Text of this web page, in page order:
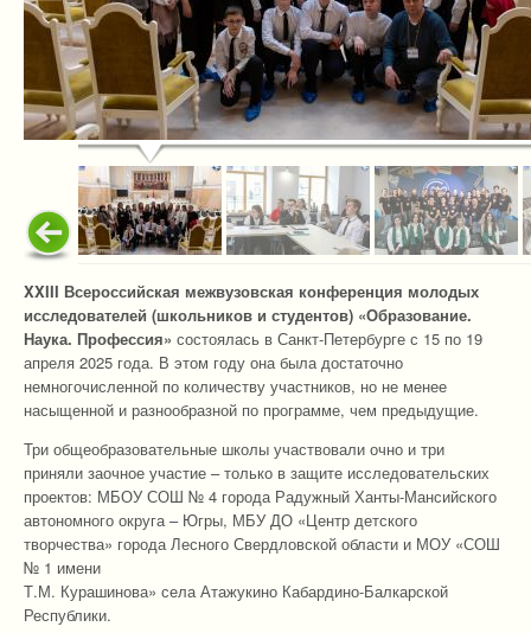
XXIII Всероссийская межвузовская конференция молодых
исследователей (школьников и студентов) «Образование.
Наука. Профессия» состоялась в Санкт-Петербурге с 15 по 19
апреля 2025 года. В этом году она была достаточно
немногочисленной по количеству участников, но не менее
насыщенной и разнообразной по программе, чем предыдущие.
Три общеобразовательные школы участвовали очно и три
приняли заочное участие – только в защите исследовательских
проектов: МБОУ СОШ № 4 города Радужный Ханты-Мансийского
автономного округа – Югры, МБУ ДО «Центр детского
творчества» города Лесного Свердловской области и МОУ «СОШ
№ 1 имени
Т.М. Курашинова» села Атажукино Кабардино-Балкарской
Республики.